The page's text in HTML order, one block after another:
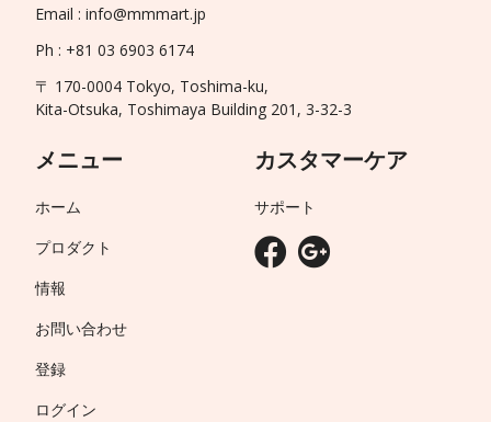
Email : info@mmmart.jp
Ph : +81 03 6903 6174
〒 170-0004 Tokyo, Toshima-ku,
Kita-Otsuka, Toshimaya Building 201, 3-32-3
メニュー
ホーム
プロダクト
情報
お問い合わせ
登録
ログイン
カスタマーケア
サポート